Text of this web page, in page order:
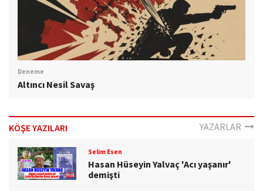
Deneme
Altıncı Nesil Savaş
KÖŞE YAZILARI YAZARLAR
Selim Esen
Hasan Hüseyin Yalvaç 'Acı yaşanır'
demişti